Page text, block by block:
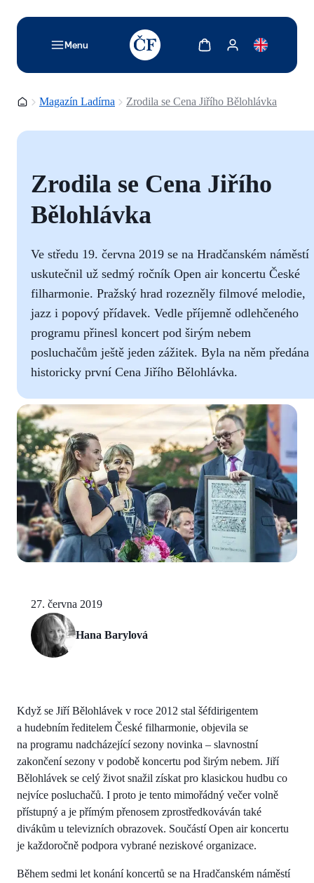
Menu
TODO: Add description for reader
Zobrazit košíkZobrazit můj účet
Domovská stránka
Magazín Ladírna Zrodila se Cena Jiřího Bělohlávka
Zrodila se Cena Jiřího
Bělohlávka
Ve středu 19. června 2019 se na Hradčanském náměstí
uskutečnil už sedmý ročník Open air koncertu České
filharmonie. Pražský hrad rozezněly filmové melodie,
jazz i popový přídavek. Vedle příjemně odlehčeného
programu přinesl koncert pod širým nebem
posluchačům ještě jeden zážitek. Byla na něm předána
historicky první Cena Jiřího Bělohlávka.
27. června 2019
Hana Barylová
Když se Jiří Bělohlávek v roce 2012 stal šéfdirigentem
a hudebním ředitelem České filharmonie, objevila se
na programu nadcházející sezony novinka – slavnostní
zakončení sezony v podobě koncertu pod širým nebem. Jiří
Bělohlávek se celý život snažil získat pro klasickou hudbu co
nejvíce posluchačů. I proto je tento mimořádný večer volně
přístupný a je přímým přenosem zprostředkováván také
divákům u televizních obrazovek. Součástí Open air koncertu
je každoročně podpora vybrané neziskové organizace.
Během sedmi let konání koncertů se na Hradčanském náměstí